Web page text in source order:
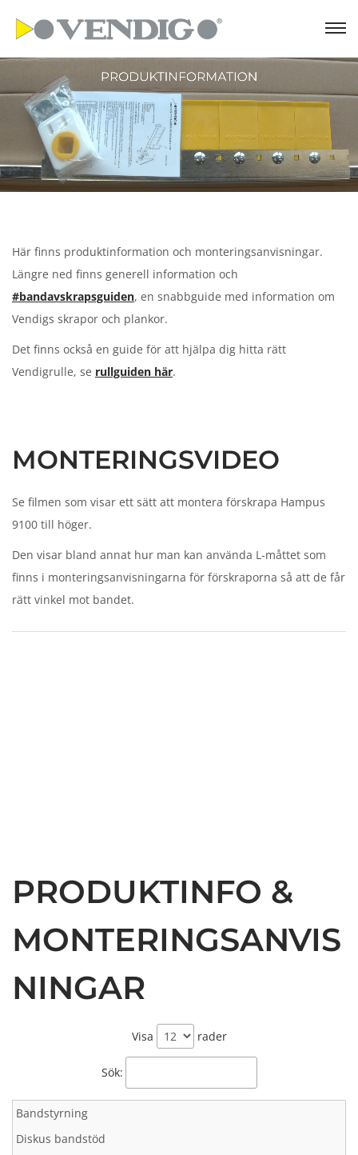
S
k
i
p
t
o
n
a
o
S
k
i
p
t
o
c
o
Här finns produktinformation och monteringsanvisningar.
Längre ned finns generell information och
#bandavskrapsguiden, en snabbguide med information om
Vendigs skrapor och plankor.
Det finns också en guide för att hjälpa dig hitta rätt
Vendigrulle, se rullguiden här.
MONTERINGSVIDEO
Se filmen som visar ett sätt att montera förskrapa Hampus
9100 till höger.
Den visar bland annat hur man kan använda L-måttet som
finns i monteringsanvisningarna för förskraporna så att de får
rätt vinkel mot bandet.
PRODUKTINFO &
MONTERINGSANVIS
NINGAR
Visa rader
Sök:
Bandstyrning
Diskus bandstöd